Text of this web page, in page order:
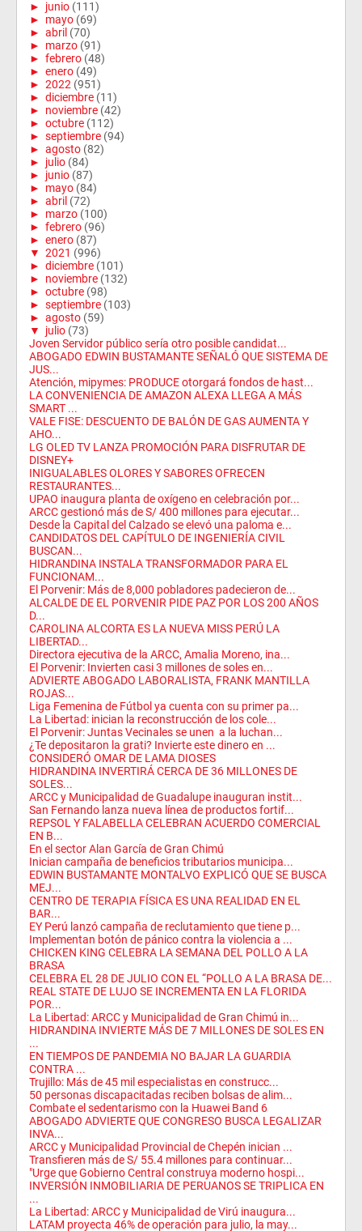
► junio (111)
► mayo (69)
► abril (70)
► marzo (91)
► febrero (48)
► enero (49)
► 2022 (951)
► diciembre (11)
► noviembre (42)
► octubre (112)
► septiembre (94)
► agosto (82)
► julio (84)
► junio (87)
► mayo (84)
► abril (72)
► marzo (100)
► febrero (96)
► enero (87)
▼ 2021 (996)
► diciembre (101)
► noviembre (132)
► octubre (98)
► septiembre (103)
► agosto (59)
▼
julio (73)
Joven Servidor público sería otro posible candidat...
ABOGADO EDWIN BUSTAMANTE SEÑALÓ QUE SISTEMA DE
JUS...
Atención, mipymes: PRODUCE otorgará fondos de hast...
LA CONVENIENCIA DE AMAZON ALEXA LLEGA A MÁS
SMART ...
VALE FISE: DESCUENTO DE BALÓN DE GAS AUMENTA Y
AHO...
LG OLED TV LANZA PROMOCIÓN PARA DISFRUTAR DE
DISNEY+
INIGUALABLES OLORES Y SABORES OFRECEN
RESTAURANTES...
UPAO inaugura planta de oxígeno en celebración por...
ARCC gestionó más de S/ 400 millones para ejecutar...
Desde la Capital del Calzado se elevó una paloma e...
CANDIDATOS DEL CAPÍTULO DE INGENIERÍA CIVIL
BUSCAN...
HIDRANDINA INSTALA TRANSFORMADOR PARA EL
FUNCIONAM...
El Porvenir: Más de 8,000 pobladores padecieron de...
ALCALDE DE EL PORVENIR PIDE PAZ POR LOS 200 AÑOS
D...
CAROLINA ALCORTA ES LA NUEVA MISS PERÚ LA
LIBERTAD...
Directora ejecutiva de la ARCC, Amalia Moreno, ina...
El Porvenir: Invierten casi 3 millones de soles en...
ADVIERTE ABOGADO LABORALISTA, FRANK MANTILLA
ROJAS...
Liga Femenina de Fútbol ya cuenta con su primer pa...
La Libertad: inician la reconstrucción de los cole...
El Porvenir: Juntas Vecinales se unen a la luchan...
¿Te depositaron la grati? Invierte este dinero en ...
CONSIDERÓ OMAR DE LAMA DIOSES
HIDRANDINA INVERTIRÁ CERCA DE 36 MILLONES DE
SOLES...
ARCC y Municipalidad de Guadalupe inauguran instit...
San Fernando lanza nueva línea de productos fortif...
REPSOL Y FALABELLA CELEBRAN ACUERDO COMERCIAL
EN B...
En el sector Alan García de Gran Chimú
Inician campaña de beneficios tributarios municipa...
EDWIN BUSTAMANTE MONTALVO EXPLICÓ QUE SE BUSCA
MEJ...
CENTRO DE TERAPIA FÍSICA ES UNA REALIDAD EN EL
BAR...
EY Perú lanzó campaña de reclutamiento que tiene p...
Implementan botón de pánico contra la violencia a ...
CHICKEN KING CELEBRA LA SEMANA DEL POLLO A LA
BRASA
CELEBRA EL 28 DE JULIO CON EL “POLLO A LA BRASA DE...
REAL STATE DE LUJO SE INCREMENTA EN LA FLORIDA
POR...
La Libertad: ARCC y Municipalidad de Gran Chimú in...
HIDRANDINA INVIERTE MÁS DE 7 MILLONES DE SOLES EN
...
EN TIEMPOS DE PANDEMIA NO BAJAR LA GUARDIA
CONTRA ...
Trujillo: Más de 45 mil especialistas en construcc...
50 personas discapacitadas reciben bolsas de alim...
Combate el sedentarismo con la Huawei Band 6
ABOGADO ADVIERTE QUE CONGRESO BUSCA LEGALIZAR
INVA...
ARCC y Municipalidad Provincial de Chepén inician ...
Transfieren más de S/ 55.4 millones para continuar...
"Urge que Gobierno Central construya moderno hospi...
INVERSIÓN INMOBILIARIA DE PERUANOS SE TRIPLICA EN
...
La Libertad: ARCC y Municipalidad de Virú inaugura...
LATAM proyecta 46% de operación para julio, la may...